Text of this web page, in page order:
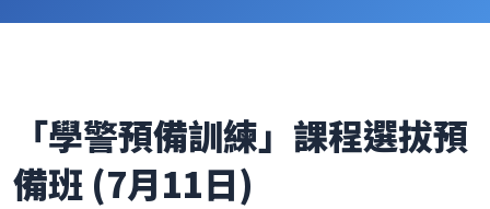
「學警預備訓練」課程選拔預
備班 (7月11日)